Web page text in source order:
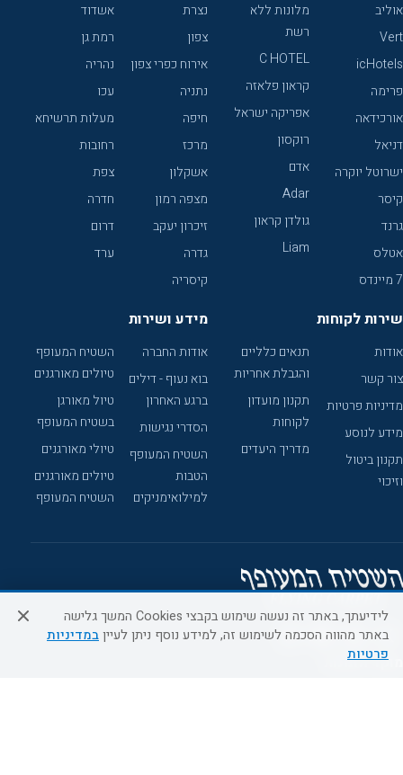
אוליב
Vert
icHotels
פרימה
אורכידאה
דניאל
ישרוטל יוקרה
קיסר
גרנד
אטלס
7 מיינדס
מלונות ללא
רשת
C HOTEL
קראון פלאזה
אפריקה ישראל
רוקסון
אדם
Adar
גולדן קראון
Liam
נצרת
צפון
אירוח כפרי צפון
נתניה
חיפה
מרכז
אשקלון
מצפה רמון
זיכרון יעקב
גדרה
קיסריה
אשדוד
רמת גן
נהריה
עכו
מעלות תרשיחא
רחובות
צפת
חדרה
דרום
ערד
שירות לקוחות
אודות
צור קשר
מדיניות פרטיות
מידע לנוסע
תקנון ביטול
וזיכוי
תנאים כלליים
והגבלת אחריות
תקנון מועדון
לקוחות
מדריך היעדים
מידע ושירות
אודות החברה
בוא נעוף - דילים
ברגע האחרון
הסדרי נגישות
השטיח המעופף
הטבות
למילואימניקים
השטיח המעופף
טיולים מאורגנים
טיול מאורגן
בשטיח המעופף
טיולי מאורגנים
טיולים מאורגנים
השטיח המעופף
מוקד הזמנות
לידיעתך, באתר זה נעשה שימוש בקבצי Cookies המשך גלישה
באתר מהווה הסכמה לשימוש זה, למידע נוסף ניתן לעייןבמדיניות
פרטיות